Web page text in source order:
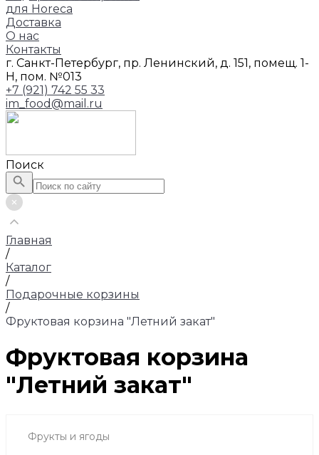
для Horeca
Доставка
О нас
Контакты
г. Санкт-Петербург, пр. Ленинский, д. 151, помещ. 1-
Н, пом. №013
+7 (921) 742 55 33
im_food@mail.ru
Поиск
Главная
/
Каталог
/
Подарочные корзины
/
Фруктовая корзина "Летний закат"
Фруктовая корзина
"Летний закат"
Фрукты и ягоды